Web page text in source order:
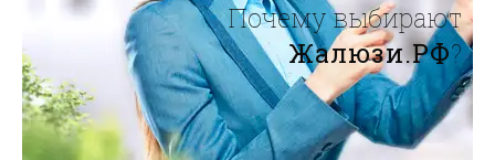
Почему выбирают
Жалюзи.РФ?